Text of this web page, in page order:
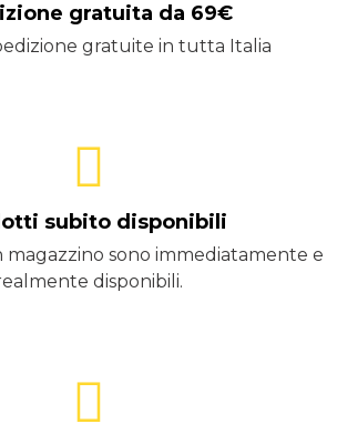
gratuita da 69€
gratuite in tutta Italia
subito disponibili
sono immediatamente e
disponibili.